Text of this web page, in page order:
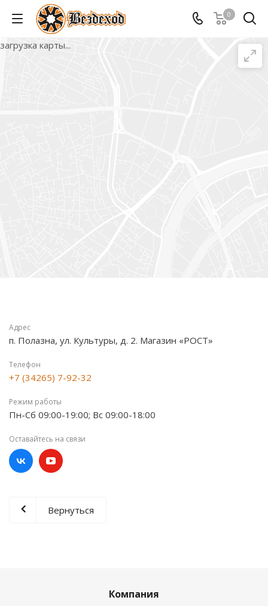
0
загрузка карты...
Адрес
п. Полазна, ул. Культуры, д. 2. Магазин «РОСТ»
Телефон
+7 (34265) 7-92-32
Режим работы
Пн-Сб 09:00-19:00; Вс 09:00-18:00
Оставайтесь на связи
Вернуться
Компания